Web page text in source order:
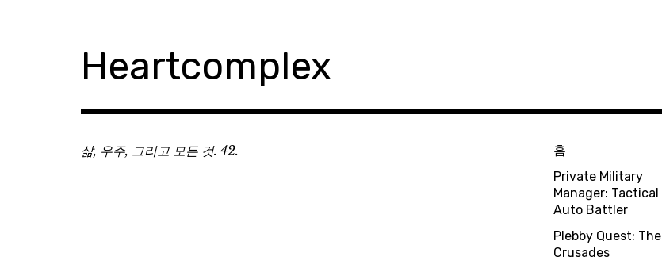
Heartcomplex
삶, 우주, 그리고 모든 것. 42.
홈
Private Military
Manager: Tactical
Auto Battler
Plebby Quest: The
Crusades